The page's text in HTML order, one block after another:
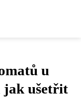
u
jak ušetřit